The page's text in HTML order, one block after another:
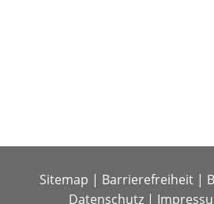
Sitemap | Barrierefreiheit |
Datenschutz |